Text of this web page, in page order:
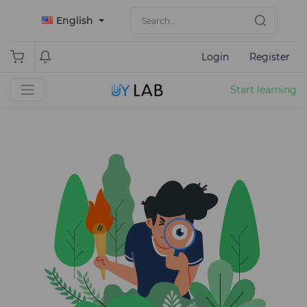
English
Login Register
Start learning